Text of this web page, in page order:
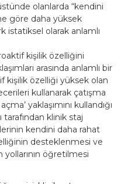
olanlarda “kendini
göre daha yüksek
istatiksel olarak anlamlı
kişilik özelliğini
arasında anlamlı bir
kişilik özelliği yüksek olan
kullanarak çatışma
yaklaşımını kullandığı
tarafından klinik staj
kendini daha rahat
desteklenmesi ve
yollarının öğretilmesi